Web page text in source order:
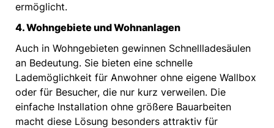
ermöglicht.
4. Wohngebiete und Wohnanlagen
Auch in Wohngebieten gewinnen Schnellladesäulen
an Bedeutung. Sie bieten eine schnelle
Lademöglichkeit für Anwohner ohne eigene Wallbox
oder für Besucher, die nur kurz verweilen. Die
einfache Installation ohne größere Bauarbeiten
macht diese Lösung besonders attraktiv für